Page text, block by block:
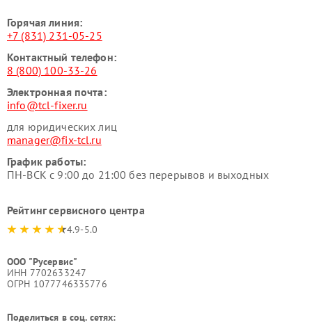
Горячая линия:
+7 (831) 231-05-25
Контактный телефон:
8 (800) 100-33-26
Электронная почта:
info@tcl-fixer.ru
для юридических лиц
manager@fix-tcl.ru
График работы:
ПН-ВСК с 9:00 до 21:00 без перерывов и выходных
Рейтинг сервисного центра
4.9-5.0
ООО "Русервис"
ИНН 7702633247
ОГРН 1077746335776
Поделиться в соц. сетях: